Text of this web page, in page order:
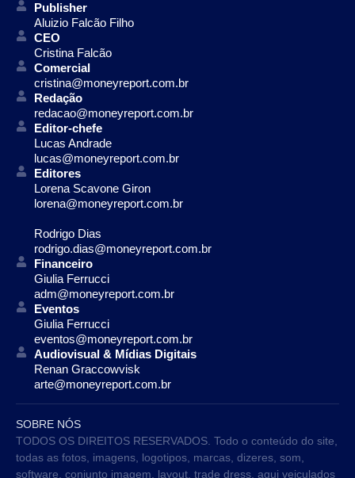
Publisher
Aluizio Falcão Filho
CEO
Cristina Falcão
Comercial
cristina@moneyreport.com.br
Redação
redacao@moneyreport.com.br
Editor-chefe
Lucas Andrade
lucas@moneyreport.com.br
Editores
Lorena Scavone Giron
lorena@moneyreport.com.br
Rodrigo Dias
rodrigo.dias@moneyreport.com.br
Financeiro
Giulia Ferrucci
adm@moneyreport.com.br
Eventos
Giulia Ferrucci
eventos@moneyreport.com.br
Audiovisual & Mídias Digitais
Renan Graccowvisk
arte@moneyreport.com.br
SOBRE NÓS
TODOS OS DIREITOS RESERVADOS. Todo o conteúdo do site,
todas as fotos, imagens, logotipos, marcas, dizeres, som,
software, conjunto imagem, layout, trade dress, aqui veiculados